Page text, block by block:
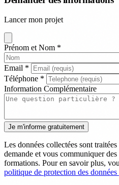
Lancer mon projet
Prénom et Nom *
Email *
Téléphone *
Information Complémentaire
Les données collectées sont
demande et vous communiquer
formations. Pour en savoir plus,
politique de protection des données